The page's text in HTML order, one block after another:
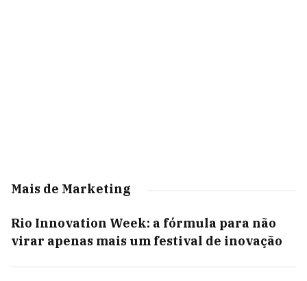
Mais de Marketing
Rio Innovation Week: a fórmula para não
virar apenas mais um festival de inovação